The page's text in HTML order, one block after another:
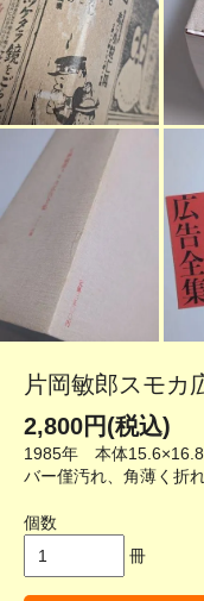
片岡敏郎スモ
2,800円(税込)
1985年 本体
バー僅汚れ、角薄く折
個数
冊